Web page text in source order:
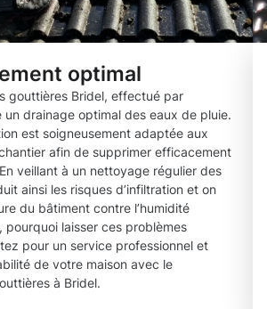
optimal
gouttières Bridel, effectué par
un drainage optimal des eaux de pluie.
est soigneusement adaptée aux
afin de supprimer efficacement
veillant à un nettoyage régulier des
ainsi les risques d’infiltration et on
du bâtiment contre l’humidité
pourquoi laisser ces problèmes
pour un service professionnel et
de votre maison avec le
à Bridel.